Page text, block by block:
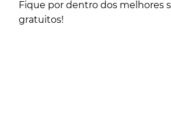
Fique por dentro dos melhores
gratuitos!